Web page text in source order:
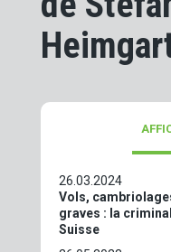
26.03.2024
Vols,
graves : la
Suisse